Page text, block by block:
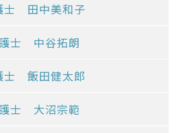
士 田中美和子
士 中谷拓朗
士 飯田健太郎
士 大沼宗範